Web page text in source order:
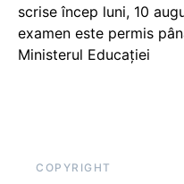
scrise încep luni, 10
examen este permis
Ministerul Educației
COPYRIGHT